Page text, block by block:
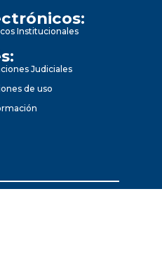
Institucionales
Judiciales
de uso